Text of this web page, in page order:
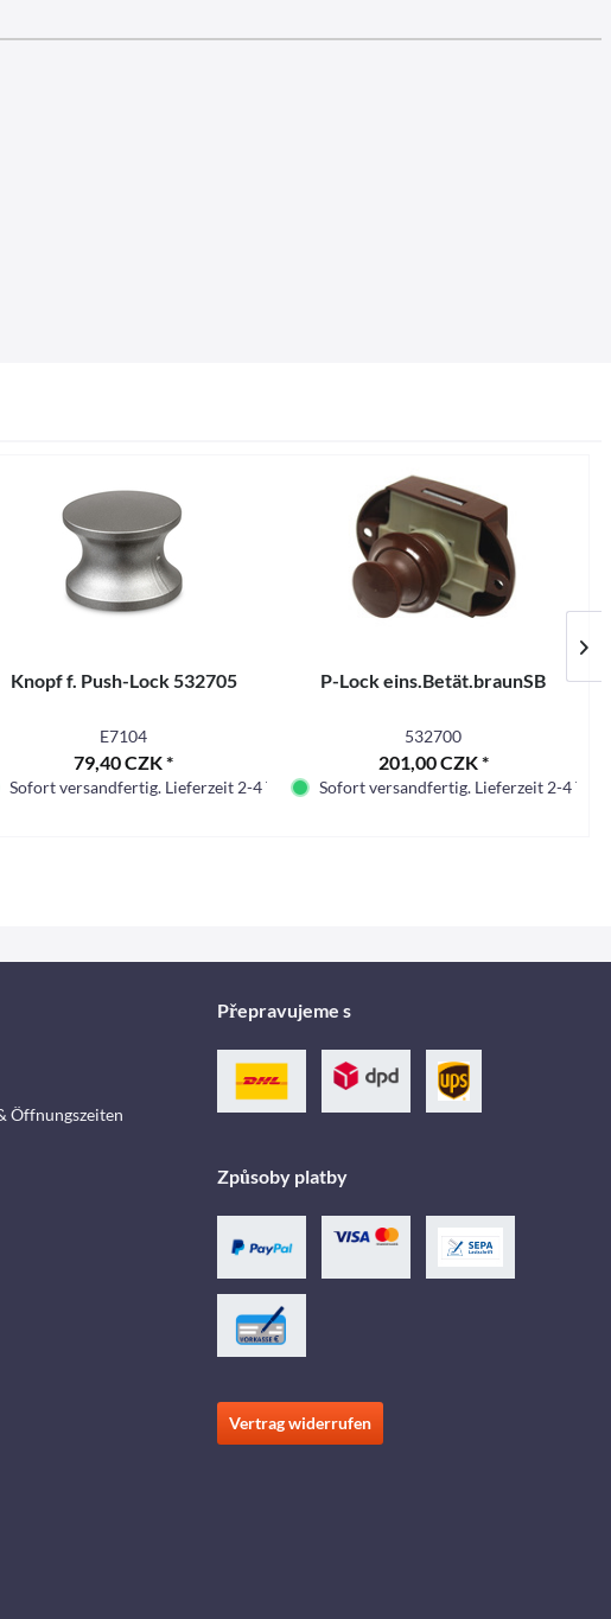
Knopf f. Push-Lock 532705
E7104
79,40 CZK *
Sofort versandfertig. Lieferzeit 2-4 Tage.
P-Lock eins.Betät.braunSB
532700
201,00 CZK *
Sofort versandfertig. Lieferzeit 2-4 Tage.
Öffnungszeiten
Přepravujeme s
Způsoby platby
Vertrag widerrufen